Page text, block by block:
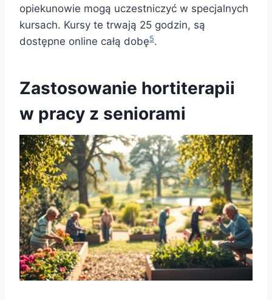
opiekunowie mogą uczestniczyć w specjalnych
kursach. Kursy te trwają 25 godzin, są
dostępne online całą dobę5.
Zastosowanie hortiterapii
w pracy z seniorami